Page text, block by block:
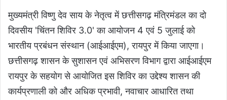
मुख्यमंत्री विष्णु देव साय के नेतृत्व में छत्तीसगढ़ मंत्रिमंडल का दो
दिवसीय 'चिंतन शिविर 3.0' का आयोजन 4 एवं 5 जुलाई को
भारतीय प्रबंधन संस्थान (आईआईएम), रायपुर में किया जाएगा।
छत्तीसगढ़ शासन के सुशासन एवं अभिसरण विभाग द्वारा आईआईएम
रायपुर के सहयोग से आयोजित इस शिविर का उद्देश्य शासन की
कार्यप्रणाली को और अधिक प्रभावी, नवाचार आधारित तथा